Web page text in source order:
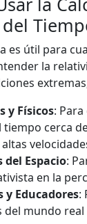
es útil para
la
y Físicos:
cerca
del Espacio:
en la
y Educadores:
del mundo